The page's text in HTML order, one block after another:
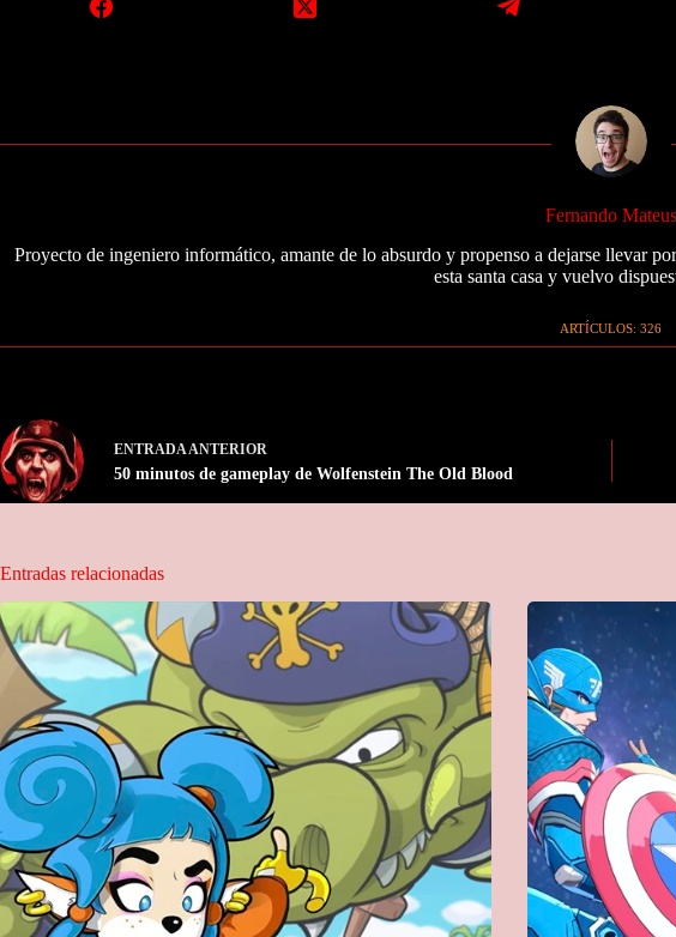
Fernando Mateus
Proyecto de ingeniero informático, amante de lo absurdo y propenso a dejarse llevar
esta santa casa y vuelvo
ARTÍCULOS: 326
ENTRADAANTERIOR
50 minutos de gameplay de Wolfenstein The Old Blood
Entradas relacionadas